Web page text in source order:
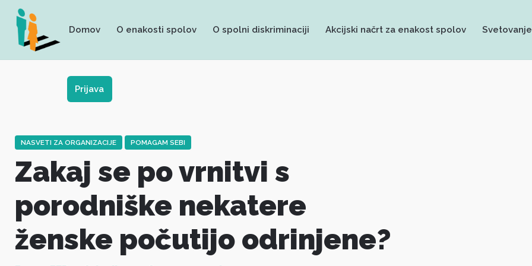
content
Domov O enakosti spolov O spolni diskriminaciji Akcijski načrt za enakost spolov
Prijava
NASVETI ZA ORGANIZACIJE POMAGAM SEBI
Zakaj se po vrnitvi s
porodniške nekatere
ženske počutijo odrinjene?